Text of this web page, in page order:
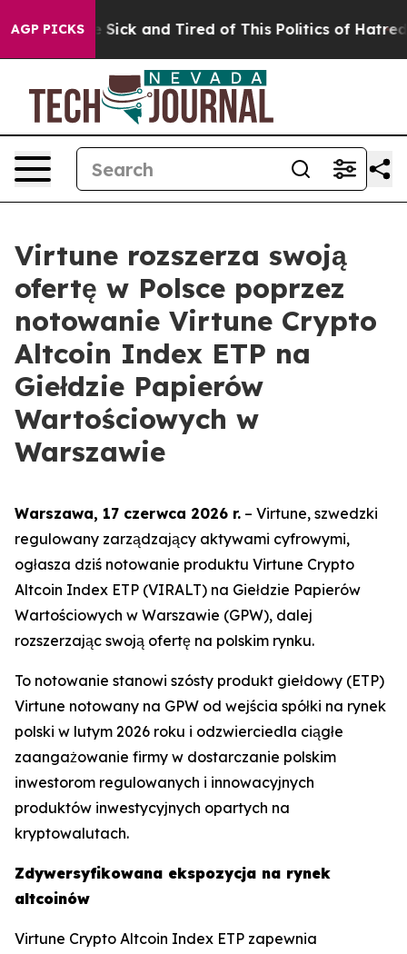
AGP PICKS
Are Sick and Tired of This Politics of Hatred” The
Virtune rozszerza swoją
ofertę w Polsce poprzez
notowanie Virtune Crypto
Altcoin Index ETP na
Giełdzie Papierów
Wartościowych w
Warszawie
Warszawa, 17 czerwca 2026 r. – Virtune, szwedzki
regulowany zarządzający aktywami cyfrowymi,
ogłasza dziś notowanie produktu Virtune Crypto
Altcoin Index ETP (VIRALT) na Giełdzie Papierów
Wartościowych w Warszawie (GPW), dalej
rozszerzając swoją ofertę na polskim rynku.
To notowanie stanowi szósty produkt giełdowy (ETP)
Virtune notowany na GPW od wejścia spółki na rynek
polski w lutym 2026 roku i odzwierciedla ciągłe
zaangażowanie firmy w dostarczanie polskim
inwestorom regulowanych i innowacyjnych
produktów inwestycyjnych opartych na
kryptowalutach.
Zdywersyfikowana ekspozycja na rynek
altcoinów
Virtune Crypto Altcoin Index ETP zapewnia